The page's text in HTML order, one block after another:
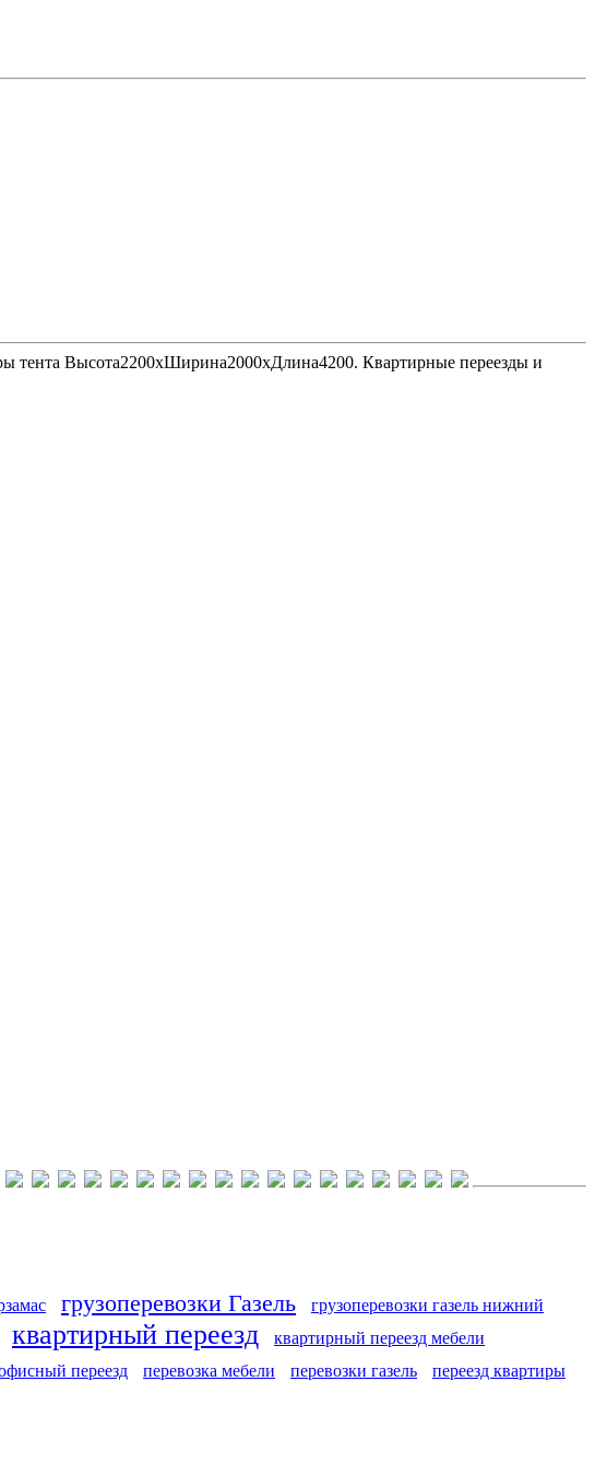
тента Высота2200хШирина2000хДлина4200. Квартирные переезды и
грузоперевозки Газель
грузоперевозки газель нижний
квартирный переезд квартирный переезд мебели
переезд перевозка мебели перевозки газель переезд квартиры